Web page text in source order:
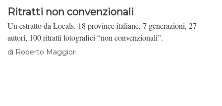
Ritratti non convenzionali
Un estratto da Locals. 18 province italiane, 7 generazioni, 27
autori, 100 ritratti fotografici “non convenzionali”.
di Roberto Maggiori